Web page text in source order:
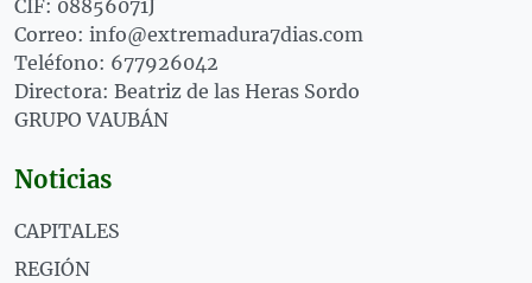
CIF: 08856071J
Correo: info@extremadura7dias.com
Teléfono: 677926042
Directora: Beatriz de las Heras Sordo
GRUPO VAUBÁN
Noticias
CAPITALES
REGIÓN